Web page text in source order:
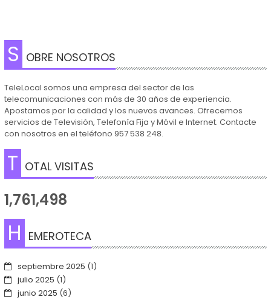
S OBRE NOSOTROS
TeleLocal somos una empresa del sector de las
telecomunicaciones con más de 30 años de experiencia.
Apostamos por la calidad y los nuevos avances. Ofrecemos
servicios de Televisión, Telefonía Fija y Móvil e Internet. Contacte
con nosotros en el teléfono 957 538 248.
T OTAL VISITAS
1,761,498
H EMEROTECA
septiembre 2025 (1)
julio 2025 (1)
junio 2025 (6)